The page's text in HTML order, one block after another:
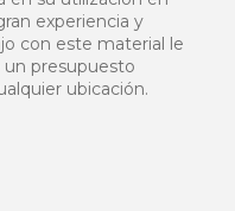
experiencia y
con este material le
presupuesto
ubicación.